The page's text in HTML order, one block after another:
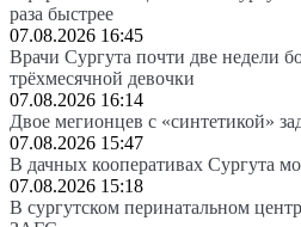
раза быстрее
07.08.2026 16:45
Врачи Сургута почти две недели
трёхмесячной девочки
07.08.2026 16:14
Двое мегионцев с «синтетикой»
07.08.2026 15:47
В дачных кооперативах Сургута
07.08.2026 15:18
В сургутском перинатальном